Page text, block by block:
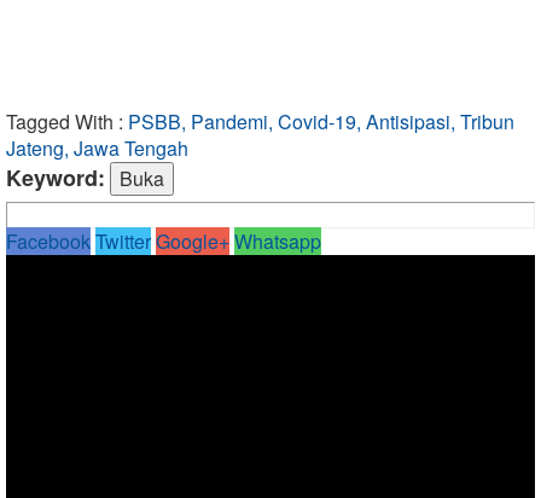
Tagged With : PSBB, Pandemi, Covid-19, Antisipasi, Tribun
Jateng, Jawa Tengah
Keyword:
FacebookTwitterGoogle+Whatsapp